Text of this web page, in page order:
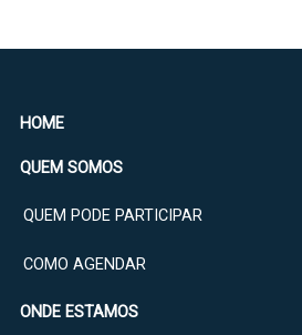
HOME
QUEM SOMOS
QUEM PODE PARTICIPAR
COMO AGENDAR
ONDE ESTAMOS